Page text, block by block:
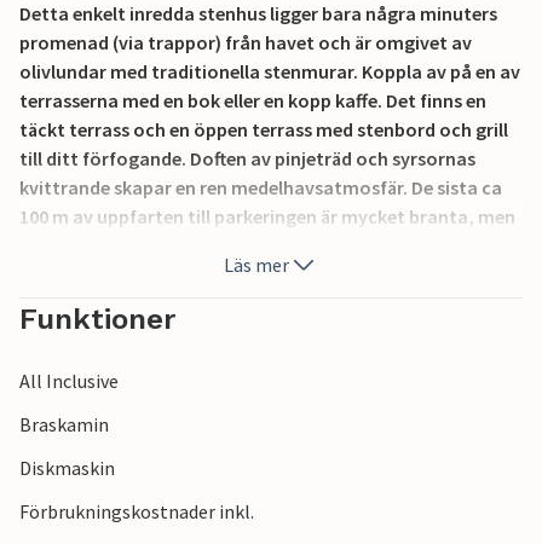
Detta enkelt inredda stenhus ligger bara några minuters
promenad (via trappor) från havet och är omgivet av
olivlundar med traditionella stenmurar. Koppla av på en av
terrasserna med en bok eller en kopp kaffe. Det finns en
täckt terrass och en öppen terrass med stenbord och grill
till ditt förfogande. Doften av pinjeträd och syrsornas
kvittrande skapar en ren medelhavsatmosfär. De sista ca
100 m av uppfarten till parkeringen är mycket branta, men
Läs mer
Funktioner
All Inclusive
Braskamin
Diskmaskin
Förbrukningskostnader inkl.